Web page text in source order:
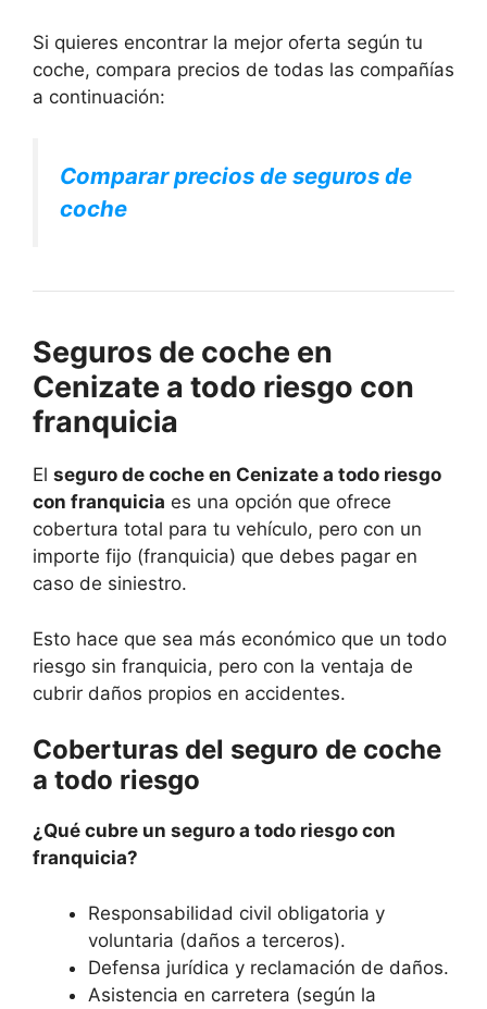
Si quieres encontrar la mejor oferta según tu
coche, compara precios de todas las compañías
a continuación:
Comparar precios de seguros de
coche
Seguros de coche en
Cenizate a todo riesgo con
franquicia
El seguro de coche en Cenizate a todo riesgo
con franquicia es una opción que ofrece
cobertura total para tu vehículo, pero con un
importe fijo (franquicia) que debes pagar en
caso de siniestro.
Esto hace que sea más económico que un todo
riesgo sin franquicia, pero con la ventaja de
cubrir daños propios en accidentes.
Coberturas del seguro de coche
a todo riesgo
¿Qué cubre un seguro a todo riesgo con
franquicia?
Responsabilidad civil obligatoria y
voluntaria (daños a terceros).
Defensa jurídica y reclamación de daños.
Asistencia en carretera (según la